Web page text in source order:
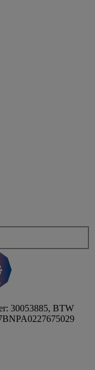
30053885, BTW